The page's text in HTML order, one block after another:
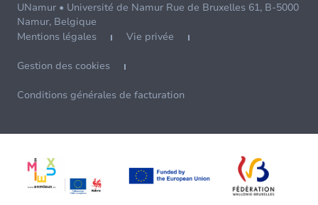
UNamur • Université de Namur Rue de Bruxelles 61, B-5000
Namur, Belgique
Mentions légales
Vie privée
Gestion des cookies
Conditions générales de facturation